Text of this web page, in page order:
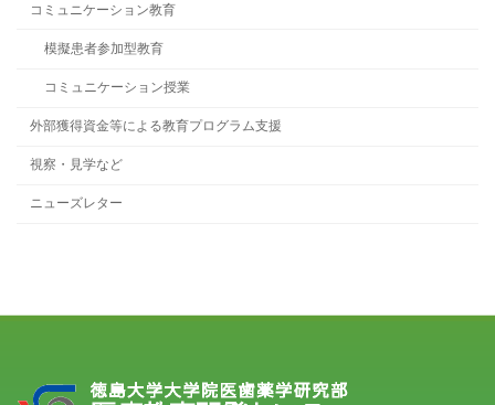
コミュニケーション教育
模擬患者参加型教育
コミュニケーション授業
外部獲得資金等による教育プログラム支援
視察・見学など
ニューズレター